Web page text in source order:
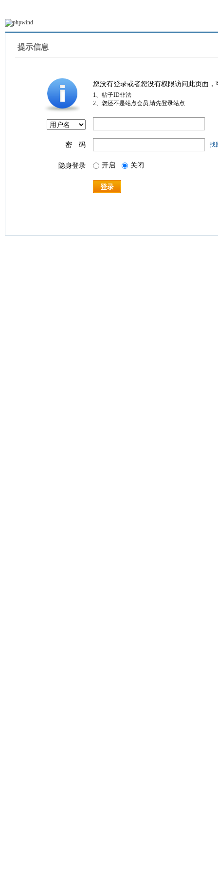
提示信息
您没有登录或者您没有权限访问此页面
1、帖子ID非法
2、您还不是站点会员,请先登录站点
密 码 找
隐身登录 开启 关闭
登录